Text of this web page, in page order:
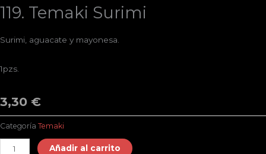
119. Temaki Surimi
Surimi, aguacate y mayonesa.
1pzs.
3,30 €
Categoría Temaki
Añadir al carrito